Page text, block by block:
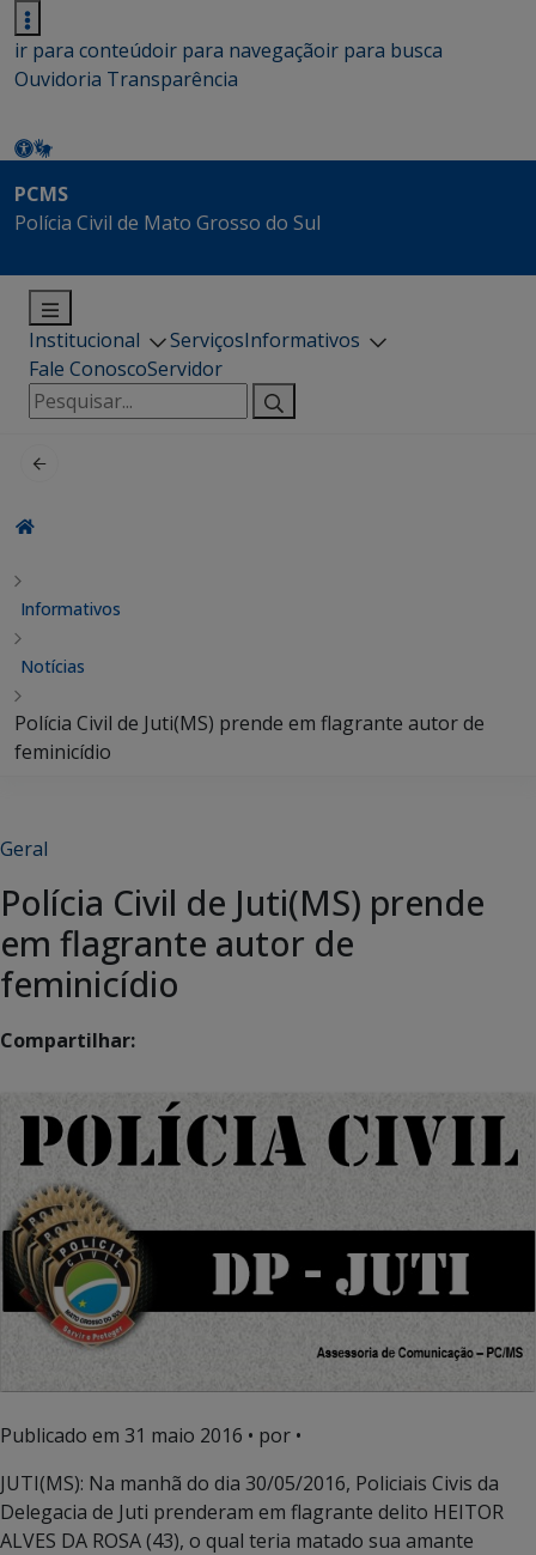
ir para conteúdoir para navegaçãoir para busca
Ouvidoria Transparência
PCMS
Polícia Civil de Mato Grosso do Sul
Institucional ServiçosInformativos
Fale ConoscoServidor
Pesquisar
por:
Informativos
Notícias
Polícia Civil de Juti(MS) prende em flagrante autor de
feminicídio
Geral
Polícia Civil de Juti(MS) prende
em flagrante autor de
feminicídio
Compartilhar:
Publicado em 31 maio 2016 • por •
JUTI(MS): Na manhã do dia 30/05/2016, Policiais Civis da
Delegacia de Juti prenderam em flagrante delito HEITOR
ALVES DA ROSA (43), o qual teria matado sua amante